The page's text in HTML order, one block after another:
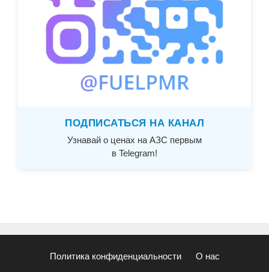
ПОДПИСАТЬСЯ НА КАНАЛ
Узнавай о ценах на АЗС первым
в Telegram!
Политика конфиденциальности О нас